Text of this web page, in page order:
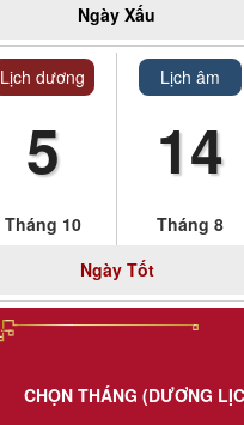
Ngày Xấu
Lịch dương
5
Tháng 10
Lịch âm
14
Tháng 8
NgàyTốt
CHỌN THÁNG (DƯƠNG